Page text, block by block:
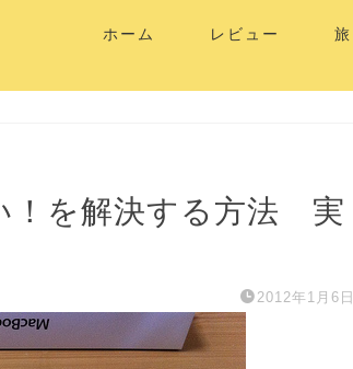
ホーム レビュー 旅
！を解決する方法 実
2012年1月6日